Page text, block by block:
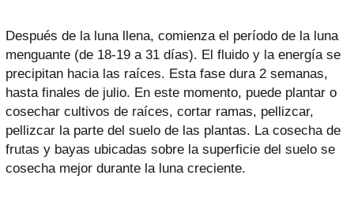
Después de la luna llena, comienza el período de la luna
menguante (de 18-19 a 31 días). El fluido y la energía se
precipitan hacia las raíces. Esta fase dura 2 semanas,
hasta finales de julio. En este momento, puede plantar o
cosechar cultivos de raíces, cortar ramas, pellizcar,
pellizcar la parte del suelo de las plantas. La cosecha de
frutas y bayas ubicadas sobre la superficie del suelo se
cosecha mejor durante la luna creciente.